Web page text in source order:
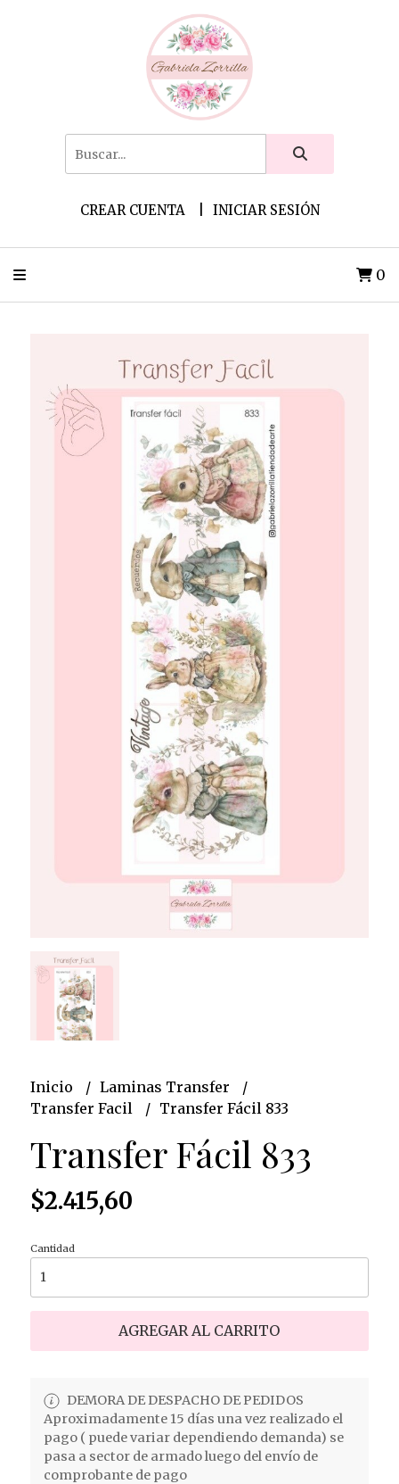
CREAR CUENTA INICIAR SESIÓN
0
Inicio
Laminas Transfer
Transfer Facil
Transfer Fácil 833
Transfer Fácil 833
$2.415,60
Cantidad
AGREGAR AL CARRITO
DEMORA DE DESPACHO DE PEDIDOS
Aproximadamente 15 días una vez realizado el
pago ( puede variar dependiendo demanda) se
pasa a sector de armado luego del envío de
comprobante de pago